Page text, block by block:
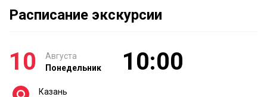
Расписание экскурсии
10
Августа
Понедельник
10:00
Казань